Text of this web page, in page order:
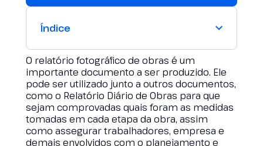
Índice
O relatório fotográfico de obras é um
importante documento a ser produzido. Ele
pode ser utilizado junto a outros documentos,
como o Relatório Diário de Obras para que
sejam comprovadas quais foram as medidas
tomadas em cada etapa da obra, assim
como assegurar trabalhadores, empresa e
demais envolvidos com o planejamento e